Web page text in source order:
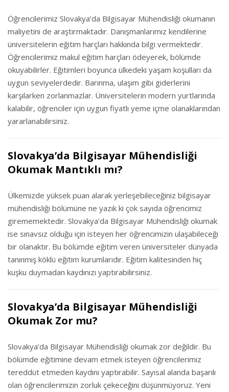
Öğrencilerimiz Slovakya’da Bilgisayar Mühendisliği okumanın
maliyetini de araştırmaktadır. Danışmanlarımız kendilerine
üniversitelerin eğitim harçları hakkında bilgi vermektedir.
Öğrencilerimiz makul eğitim harçları ödeyerek, bölümde
okuyabilirler. Eğitimleri boyunca ülkedeki yaşam koşulları da
uygun seviyelerdedir. Barınma, ulaşım gibi giderlerini
karşılarken zorlanmazlar. Üniversitelerin modern yurtlarında
kalabilir, öğrenciler için uygun fiyatlı yeme içme olanaklarından
yararlanabilirsiniz.
Slovakya’da Bilgisayar Mühendisliği
Okumak Mantıklı mı?
Ülkemizde yüksek puan alarak yerleşebileceğiniz bilgisayar
mühendisliği bölümüne ne yazık ki çok sayıda öğrencimiz
girememektedir. Slovakya’da Bilgisayar Mühendisliği okumak
ise sınavsız olduğu için isteyen her öğrencimizin ulaşabileceği
bir olanaktır. Bu bölümde eğitim veren üniversiteler dünyada
tanınmış köklü eğitim kurumlarıdır. Eğitim kalitesinden hiç
kuşku duymadan kaydınızı yaptırabilirsiniz.
Slovakya’da Bilgisayar Mühendisliği
Okumak Zor mu?
Slovakya’da Bilgisayar Mühendisliği okumak zor değildir. Bu
bölümde eğitimine devam etmek isteyen öğrencilerimiz
tereddüt etmeden kaydını yaptırabilir. Sayısal alanda başarılı
olan öğrencilerimizin zorluk çekeceğini düşünmüyoruz. Yeni